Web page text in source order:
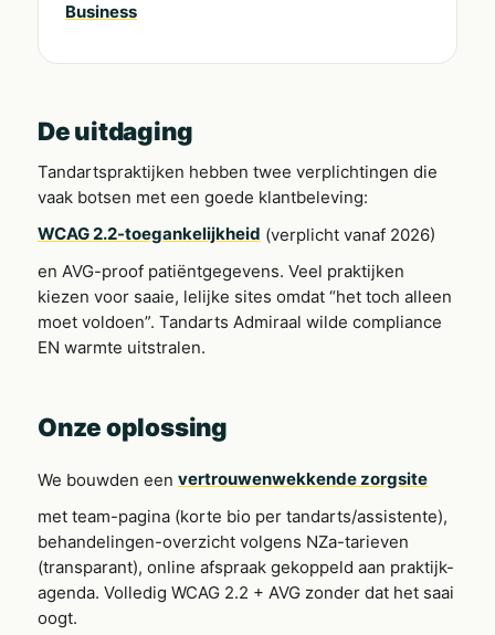
Business
De uitdaging
Tandartspraktijken hebben twee verplichtingen die
vaak botsen met een goede klantbeleving:
WCAG 2.2-toegankelijkheid (verplicht vanaf 2026)
en AVG-proof patiëntgegevens. Veel praktijken
kiezen voor saaie, lelijke sites omdat “het toch alleen
moet voldoen”. Tandarts Admiraal wilde compliance
EN warmte uitstralen.
Onze oplossing
We bouwden een vertrouwenwekkende zorgsite
met team-pagina (korte bio per tandarts/assistente),
behandelingen-overzicht volgens NZa-tarieven
(transparant), online afspraak gekoppeld aan praktijk-
agenda. Volledig WCAG 2.2 + AVG zonder dat het saai
oogt.